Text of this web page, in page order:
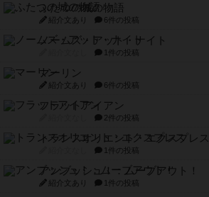
ふたつの城の物語
紹介文あり 6件の投稿
ノームズ・アット・ナイト
1件の投稿
マーリン
紹介文あり 6件の投稿
フラットアイアン
2件の投稿
トランスオリエント・エクスプレス
1件の投稿
アンブッシュ！：ムーブアウト！
紹介文あり 1件の投稿